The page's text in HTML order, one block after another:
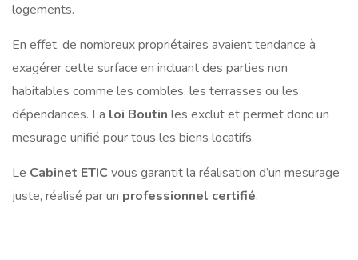
logements.
En effet, de nombreux propriétaires avaient tendance à
exagérer cette surface en incluant des parties non
habitables comme les combles, les terrasses ou les
dépendances. La loi Boutin les exclut et permet donc un
mesurage unifié pour tous les biens locatifs.
Le Cabinet ETIC vous garantit la réalisation d’un mesurage
juste, réalisé par un professionnel certifié.